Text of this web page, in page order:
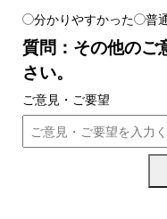
分かりやすかった 普
質問：その他のご
さい。
ご意見・ご要望